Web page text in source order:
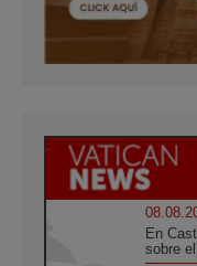
En
sobre